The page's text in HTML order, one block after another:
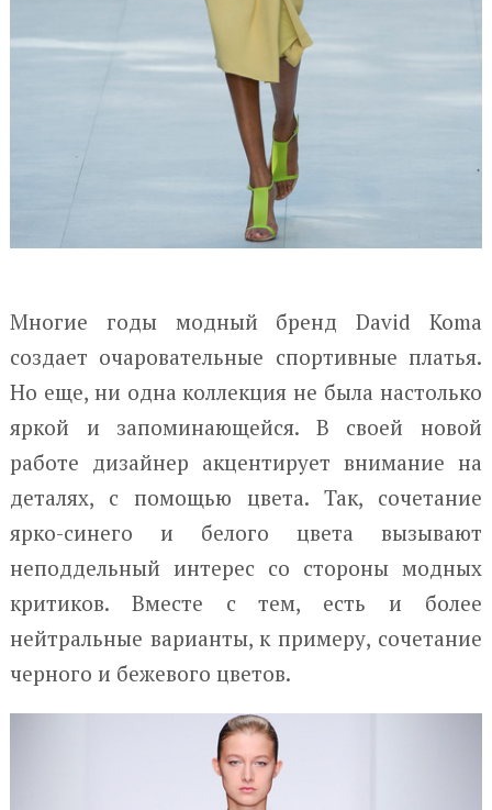
Многие годы модный бренд David Koma
создает очаровательные спортивные платья.
Но еще, ни одна коллекция не была настолько
яркой и запоминающейся. В своей новой
работе дизайнер акцентирует внимание на
деталях, с помощью цвета. Так, сочетание
ярко-синего и белого цвета вызывают
неподдельный интерес со стороны модных
критиков. Вместе с тем, есть и более
нейтральные варианты, к примеру, сочетание
черного и бежевого цветов.